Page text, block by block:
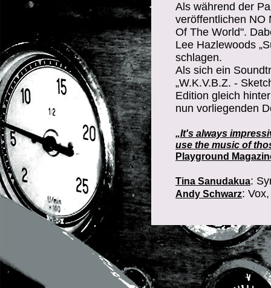
Als während der
veröffentlichen NO
Of The World".
Lee Hazlewoods
schlagen.
Als sich ein
„W.K.V.B.Z. -
Edition gleich
nun vorliegenden
„It's always
use the music of
Playground
Tina Sanudakua:
Andy Schwarz: